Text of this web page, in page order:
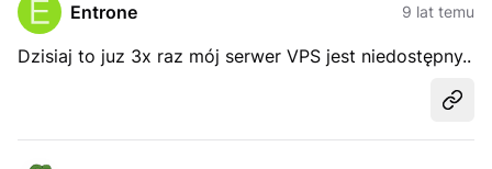
Entrone 9 lat temu
Dzisiaj to juz 3x raz mój serwer VPS jest niedostępny..